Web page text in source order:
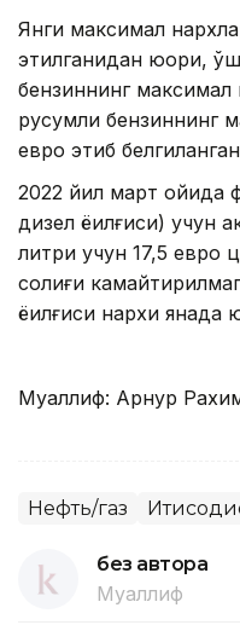
Янги максимал
этилганидан юқори,
бензиннинг максимал
русумли бензиннинг
евро этиб
2022 йил март ойида
дизел ёқилғиси) учун
литри учун 17,5 евро
солиғи
ёқилғиси нархи янада
Муаллиф: Арнур
Нефть/газ
без автора
Муаллиф